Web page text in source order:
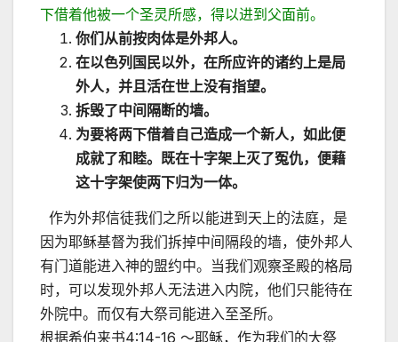
下借着他被一个圣灵所感，得以进到父面前。
你们从前按肉体是外邦人。
在以色列国民以外，在所应许的诸约上是局
外人，并且活在世上没有指望。
拆毁了中间隔断的墙。
为要将两下借着自己造成一个新人，如此便
成就了和睦。既在十字架上灭了冤仇，便藉
这十字架使两下归为一体。
作为外邦信徒我们之所以能进到天上的法庭，是
因为耶稣基督为我们拆掉中间隔段的墙，使外邦人
有门道能进入神的盟约中。当我们观察圣殿的格局
时，可以发现外邦人无法进入内院，他们只能待在
外院中。而仅有大祭司能进入至圣所。
根据希伯来书4:14-16 ～耶稣，作为我们的大祭